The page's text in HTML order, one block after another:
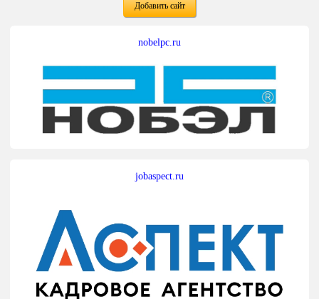
Добавить сайт
nobelpc.ru
jobaspect.ru